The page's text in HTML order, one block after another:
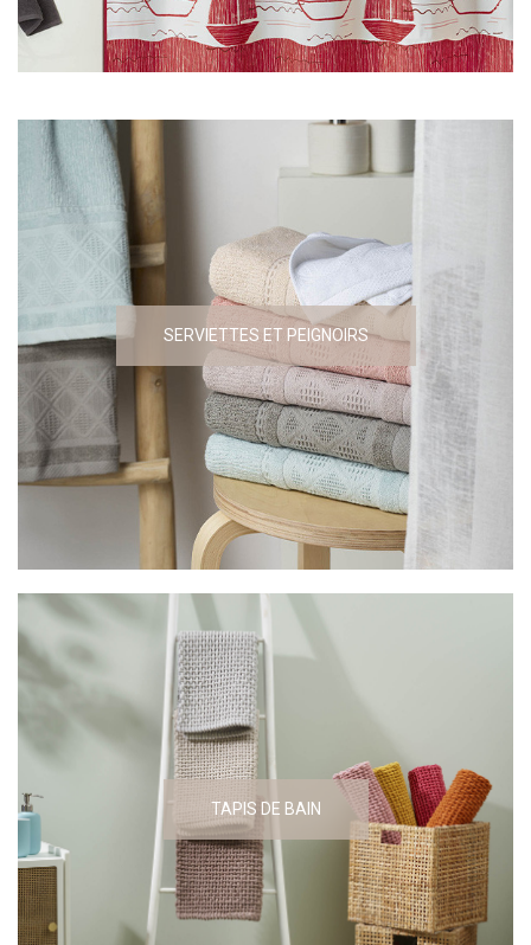
SERVIETTES ET PEIGNOIRS
TAPIS DE BAIN